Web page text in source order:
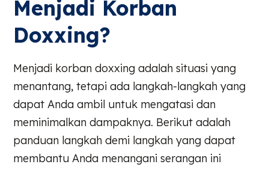
Menjadi Korban
Doxxing?
Menjadi korban doxxing adalah situasi yang
menantang, tetapi ada langkah-langkah yang
dapat Anda ambil untuk mengatasi dan
meminimalkan dampaknya. Berikut adalah
panduan langkah demi langkah yang dapat
membantu Anda menangani serangan ini